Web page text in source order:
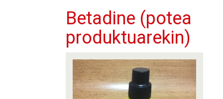
Betadine (potea
produktuarekin)